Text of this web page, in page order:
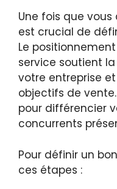
Une fois que
est crucial de
Le
service soutient
votre entreprise
objectifs de
pour différencier
concurrents
Pour définir un
ces étapes :